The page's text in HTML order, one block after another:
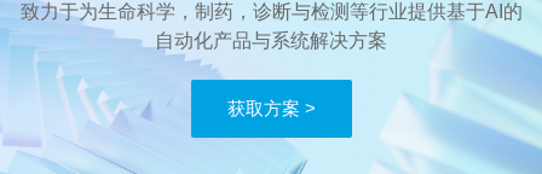
致力于为生命科学，制药，诊断与检测等行业提供基于AI的
自动化产品与系统解决方案
获取方案 >